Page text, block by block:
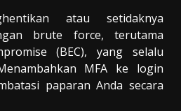
atau setidaknya
brute force, terutama
(BEC), yang selalu
MFA ke login
paparan Anda secara